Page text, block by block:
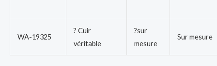
WA-19325
? Cuir
véritable
?sur
mesure
Sur mesure